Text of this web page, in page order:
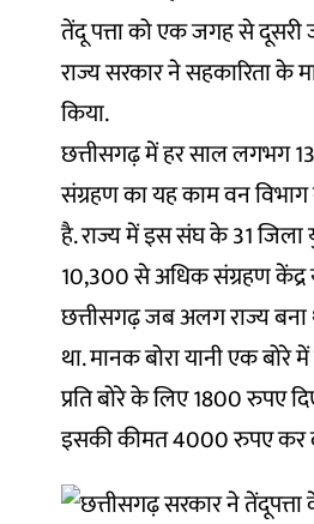
तेंदू पत्ता को एक जगह से दूसरी
राज्य सरकार ने सहकारिता के
किया.
छत्तीसगढ़ में हर साल लगभग
संग्रहण का यह काम वन
है. राज्य में इस संघ के 31 जिला
10,300 से अधिक संग्रहण केंद्र
छत्तीसगढ़ जब अलग राज्य बना
था. मानक बोरा यानी एक बोरे
प्रति बोरे के लिए 1800 रुपए
इसकी कीमत 4000 रुपए कर